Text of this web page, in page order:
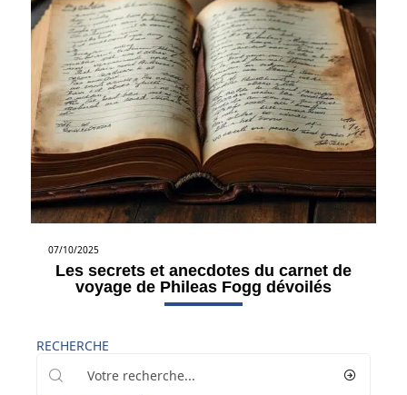
07/10/2025
Les secrets et anecdotes du carnet de
voyage de Phileas Fogg dévoilés
RECHERCHE